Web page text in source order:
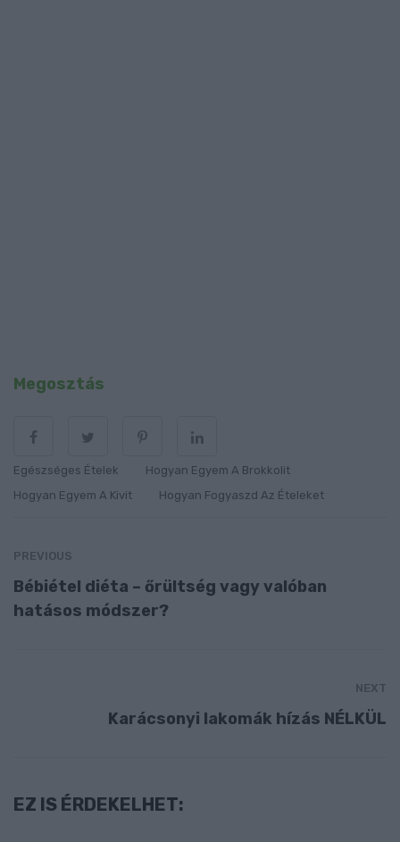
Megosztás
Egészséges Ételek
Hogyan Egyem A Brokkolit
Hogyan Egyem A Kivit
Hogyan Fogyaszd Az Ételeket
PREVIOUS
Bébiétel diéta – őrültség vagy valóban
hatásos módszer?
NEXT
Karácsonyi lakomák hízás NÉLKÜL
EZ IS ÉRDEKELHET: